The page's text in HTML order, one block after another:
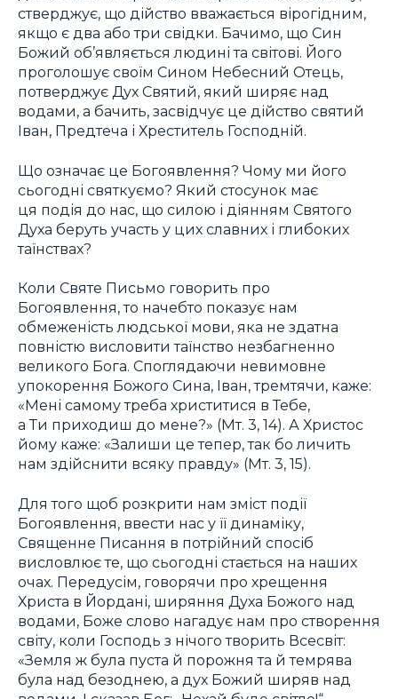
стверджує, що дійство вважається вірогідним,
якщо є два або три свідки. Бачимо, що Син
Божий об’являється людині та світові. Його
проголошує своїм Сином Небесний Отець,
потверджує Дух Святий, який ширяє над
водами, а бачить, засвідчує це дійство святий
Іван, Предтеча і Хреститель Господній.
Що означає це Богоявлення? Чому ми його
сьогодні святкуємо? Який стосунок має
ця подія до нас, що силою і діянням Святого
Духа беруть участь у цих славних і глибоких
таїнствах?
Коли Святе Письмо говорить про
Богоявлення, то начебто показує нам
обмеженість людської мови, яка не здатна
повністю висловити таїнство незбагненно
великого Бога. Споглядаючи невимовне
упокорення Божого Сина, Іван, тремтячи, каже:
«Мені самому треба христитися в Тебе,
а Ти приходиш до мене?» (Мт. 3, 14). А Христос
йому каже: «Залиши це тепер, так бо личить
нам здійснити всяку правду» (Мт. 3, 15).
Для того щоб розкрити нам зміст події
Богоявлення, ввести нас у її динаміку,
Священне Писання в потрійний спосіб
висловлює те, що сьогодні стається на наших
очах. Передусім, говорячи про хрещення
Христа в Йордані, ширяння Духа Божого над
водами, Боже слово нагадує нам про створення
світу, коли Господь з нічого творить Всесвіт:
«Земля ж була пуста й порожня та й темрява
була над безоднею, а дух Божий ширяв над